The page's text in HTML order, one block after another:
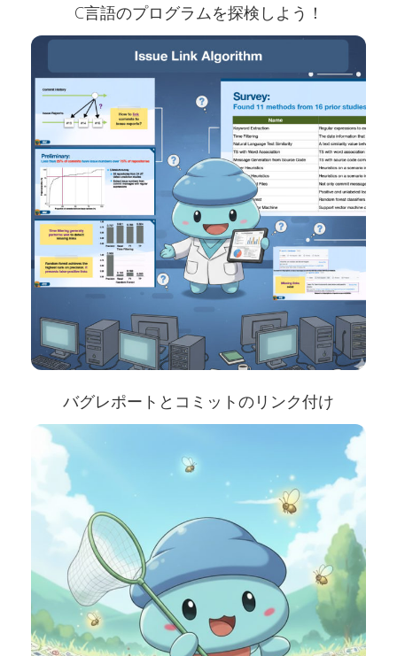
C言語のプログラムを探検しよう！
バグレポートとコミットのリンク付け